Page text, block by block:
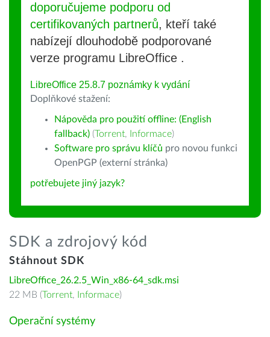
doporučujeme podporu od
certifikovaných partnerů, kteří také
nabízejí dlouhodobě podporované
verze programu LibreOffice .
LibreOffice 25.8.7 poznámky k vydání
Doplňkové stažení:
Nápověda pro použití offline: (English
fallback) (Torrent, Informace)
Software pro správu klíčů pro novou funkci
OpenPGP (externí stránka)
potřebujete jiný jazyk?
SDK a zdrojový kód
Stáhnout SDK
LibreOffice_26.2.5_Win_x86-64_sdk.msi
22 MB (Torrent, Informace)
Operační systémy